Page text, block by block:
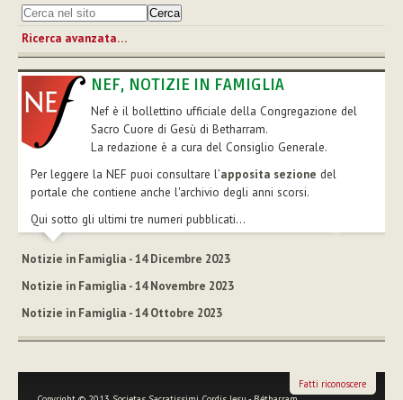
Ricerca avanzata…
NEF, NOTIZIE IN FAMIGLIA
Nef è il bollettino ufficiale della Congregazione del
Sacro Cuore di Gesù di Betharram.
La redazione è a cura del Consiglio Generale.
Per leggere la NEF puoi consultare l’apposita sezione del
portale che contiene anche l'archivio degli anni scorsi.
Qui sotto gli ultimi tre numeri pubblicati...
Notizie in Famiglia - 14 Dicembre 2023
Notizie in Famiglia - 14 Novembre 2023
Notizie in Famiglia - 14 Ottobre 2023
Fatti riconoscere